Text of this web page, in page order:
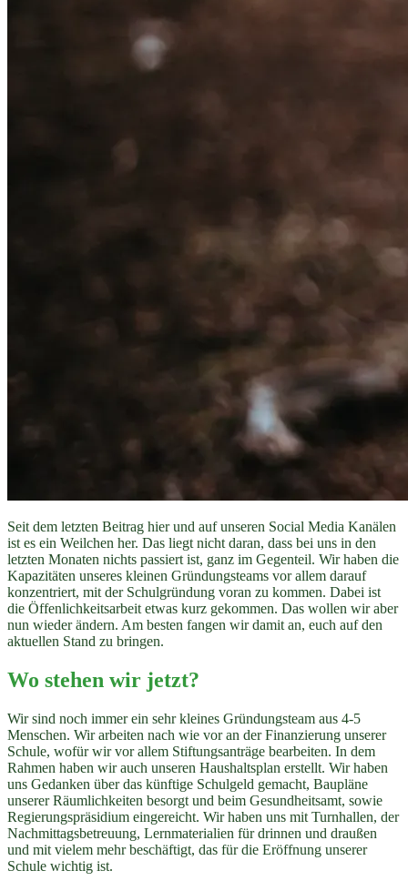
Seit dem letzten Beitrag hier und auf unseren Social Media Kanälen
ist es ein Weilchen her. Das liegt nicht daran, dass bei uns in den
letzten Monaten nichts passiert ist, ganz im Gegenteil. Wir haben die
Kapazitäten unseres kleinen Gründungsteams vor allem darauf
konzentriert, mit der Schulgründung voran zu kommen. Dabei ist
die Öffenlichkeitsarbeit etwas kurz gekommen. Das wollen wir aber
nun wieder ändern. Am besten fangen wir damit an, euch auf den
aktuellen Stand zu bringen.
Wo stehen wir jetzt?
Wir sind noch immer ein sehr kleines Gründungsteam aus 4-5
Menschen. Wir arbeiten nach wie vor an der Finanzierung unserer
Schule, wofür wir vor allem Stiftungsanträge bearbeiten. In dem
Rahmen haben wir auch unseren Haushaltsplan erstellt. Wir haben
uns Gedanken über das künftige Schulgeld gemacht, Baupläne
unserer Räumlichkeiten besorgt und beim Gesundheitsamt, sowie
Regierungspräsidium eingereicht. Wir haben uns mit Turnhallen, der
Nachmittagsbetreuung, Lernmaterialien für drinnen und draußen
und mit vielem mehr beschäftigt, das für die Eröffnung unserer
Schule wichtig ist.